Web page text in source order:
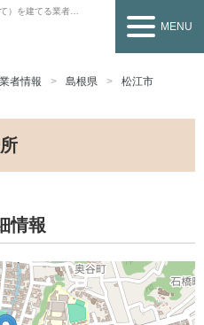
てる業者を探すなら
MENU
者情報 島根県 松江市
情報